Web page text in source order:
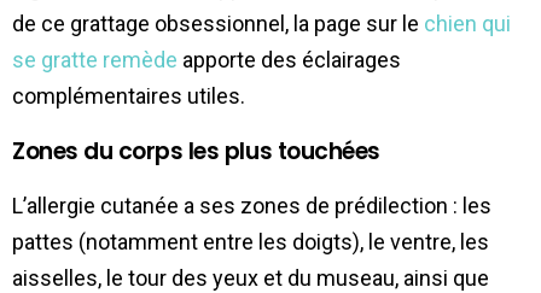
de ce grattage obsessionnel, la page sur le chien qui
se gratte remède apporte des éclairages
complémentaires utiles.
Zones du corps les plus touchées
L’allergie cutanée a ses zones de prédilection : les
pattes (notamment entre les doigts), le ventre, les
aisselles, le tour des yeux et du museau, ainsi que